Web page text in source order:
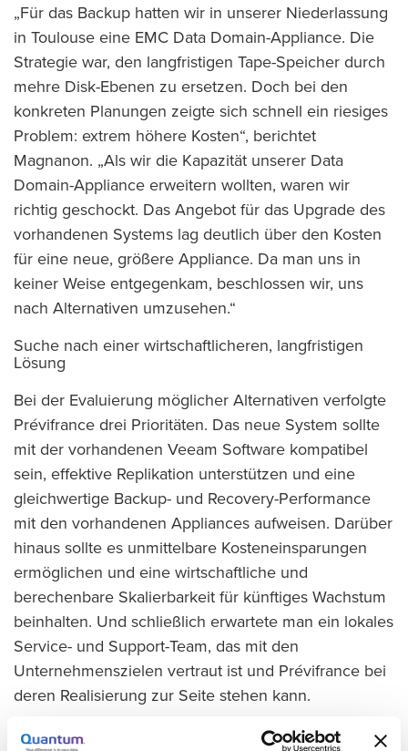
„Für das Backup hatten wir in unserer Niederlassung
in Toulouse eine EMC Data Domain-Appliance. Die
Strategie war, den langfristigen Tape-Speicher durch
mehre Disk-Ebenen zu ersetzen. Doch bei den
konkreten Planungen zeigte sich schnell ein riesiges
Problem: extrem höhere Kosten“, berichtet
Magnanon. „Als wir die Kapazität unserer Data
Domain-Appliance erweitern wollten, waren wir
richtig geschockt. Das Angebot für das Upgrade des
vorhandenen Systems lag deutlich über den Kosten
für eine neue, größere Appliance. Da man uns in
keiner Weise entgegenkam, beschlossen wir, uns
nach Alternativen umzusehen.“
Suche nach einer wirtschaftlicheren, langfristigen
Lösung
Bei der Evaluierung möglicher Alternativen verfolgte
Prévifrance drei Prioritäten. Das neue System sollte
mit der vorhandenen Veeam Software kompatibel
sein, effektive Replikation unterstützen und eine
gleichwertige Backup- und Recovery-Performance
mit den vorhandenen Appliances aufweisen. Darüber
hinaus sollte es unmittelbare Kosteneinsparungen
ermöglichen und eine wirtschaftliche und
berechenbare Skalierbarkeit für künftiges Wachstum
beinhalten. Und schließlich erwartete man ein lokales
Service- und Support-Team, das mit den
Unternehmenszielen vertraut ist und Prévifrance bei
deren Realisierung zur Seite stehen kann.
Auswahlprozess endet mit Quantum DXi